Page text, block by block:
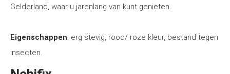
Gelderland, waar u jarenlang van kunt genieten.
Eigenschappen: erg stevig, rood/ roze kleur, bestand tegen
insecten.